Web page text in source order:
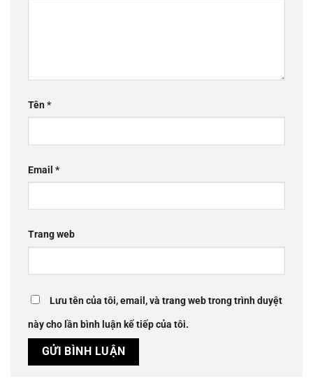
Tên*
Email *
Trang web
Lưu tên của tôi, email, và trang web trong trình duyệt
này cho lần bình luận kế tiếp của tôi.